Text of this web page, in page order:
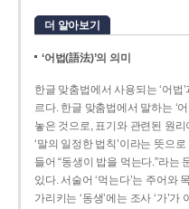
더 알아보기
‘어법(語法)’의 의미
한글 맞춤법에서 사용되는 ‘어법
르다. 한글 맞춤법에서 말하는 ‘
놓은 것으로, 표기와 관련된 원리
‘말의 일정한 법칙’이라는 뜻으
들어 “동생이 밥을 먹는다.”라는
있다. 서술어 ‘먹는다’는 주어와
가리키는 ‘동생’에는 조사 ‘가’가